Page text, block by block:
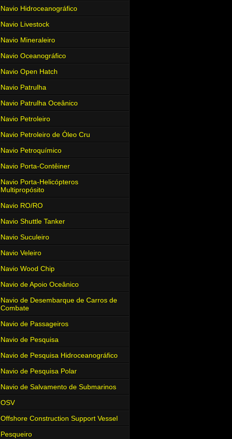
Navio Hidroceanográfico
Navio Livestock
Navio Mineraleiro
Navio Oceanográfico
Navio Open Hatch
Navio Patrulha
Navio Patrulha Oceânico
Navio Petroleiro
Navio Petroleiro de Óleo Cru
Navio Petroquímico
Navio Porta-Contêiner
Navio Porta-Helicópteros
Multipropósito
Navio RO/RO
Navio Shuttle Tanker
Navio Suculeiro
Navio Veleiro
Navio Wood Chip
Navio de Apoio Oceânico
Navio de Desembarque de Carros de
Combate
Navio de Passageiros
Navio de Pesquisa
Navio de Pesquisa Hidroceanográfico
Navio de Pesquisa Polar
Navio de Salvamento de Submarinos
OSV
Offshore Construction Support Vessel
Pesqueiro